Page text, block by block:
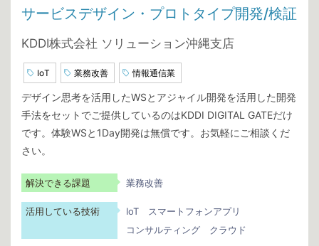
サービスデザイン・プロトタイプ開発/検証
KDDI株式会社 ソリューション沖縄支店
IoT 業務改善 情報通信業
デザイン思考を活用したWSとアジャイル開発を活用した開発
手法をセットでご提供しているのはKDDI DIGITAL GATEだけ
です。体験WSと1Day開発は無償です。お気軽にご相談くだ
さい。
解決できる課題 業務改善
活用している技術 IoT
スマートフォンアプリ
コンサルティング
クラウド